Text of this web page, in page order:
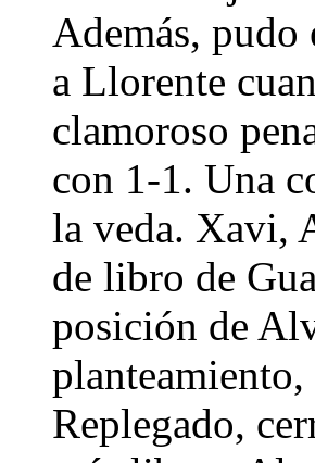
Además,
a Llorente
clamoroso
con 1-1. Una
la veda. Xavi,
de libro de
posición de
Replegado,